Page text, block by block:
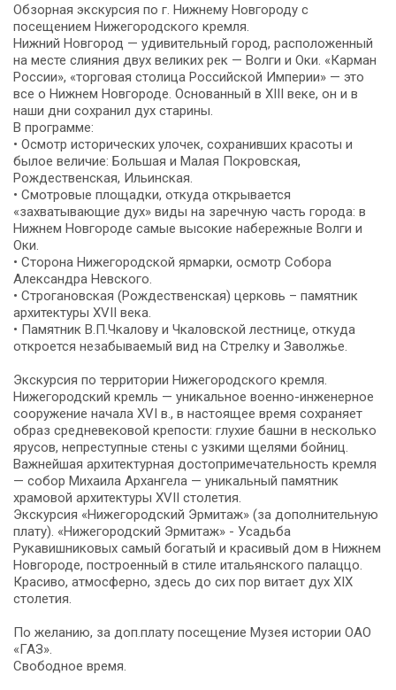
Обзорная экскурсия по г. Нижнему Новгороду с
посещением Нижегородского кремля.
Нижний Новгород — удивительный город, расположенный
на месте слияния двух великих рек — Волги и Оки. «Карман
России», «торговая столица Российской Империи» — это
все о Нижнем Новгороде. Основанный в XIII веке, он и в
наши дни сохранил дух старины.
В программе:
• Осмотр исторических улочек, сохранивших красоты и
былое величие: Большая и Малая Покровская,
Рождественская, Ильинская.
• Смотровые площадки, откуда открывается
«захватывающие дух» виды на заречную часть города: в
Нижнем Новгороде самые высокие набережные Волги и
Оки.
• Сторона Нижегородской ярмарки, осмотр Cобора
Александра Невского.
• Строгановская (Рождественская) церковь – памятник
архитектуры XVII века.
• Памятник В.П.Чкалову и Чкаловской лестнице, откуда
откроется незабываемый вид на Стрелку и Заволжье.
Экскурсия по территории Нижегородского кремля.
Нижегородский кремль — уникальное военно-инженерное
сооружение начала XVI в., в настоящее время сохраняет
образ средневековой крепости: глухие башни в несколько
ярусов, непреступные стены с узкими щелями бойниц.
Важнейшая архитектурная достопримечательность кремля
— собор Михаила Архангела — уникальный памятник
храмовой архитектуры XVII столетия.
Экскурсия «Нижегородский Эрмитаж» (за дополнительную
плату). «Нижегородский Эрмитаж» - Усадьба
Рукавишниковых самый богатый и красивый дом в Нижнем
Новгороде, построенный в стиле итальянского палаццо.
Красиво, атмосферно, здесь до сих пор витает дух XIX
столетия.
По желанию, за доп.плату посещение Музея истории ОАО
«ГАЗ».
Свободное время.